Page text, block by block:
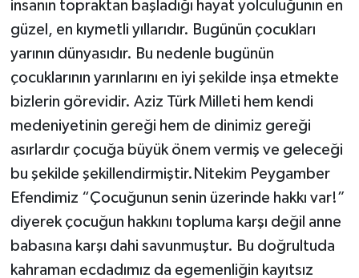
insanın topraktan başladığı hayat yolculuğunın en
güzel, en kıymetli yıllarıdır. Bugünün çocukları
yarının dünyasıdır. Bu nedenle bugünün
çocuklarının yarınlarını en iyi şekilde inşa etmekte
bizlerin görevidir. Aziz Türk Milleti hem kendi
medeniyetinin gereği hem de dinimiz gereği
asırlardır çocuğa büyük önem vermiş ve geleceği
bu şekilde şekillendirmiştir.Nitekim Peygamber
Efendimiz “Çocuğunun senin üzerinde hakkı var!”
diyerek çocuğun hakkını topluma karşı değil anne
babasına karşı dahi savunmuştur. Bu doğrultuda
kahraman ecdadımız da egemenliğin kayıtsız